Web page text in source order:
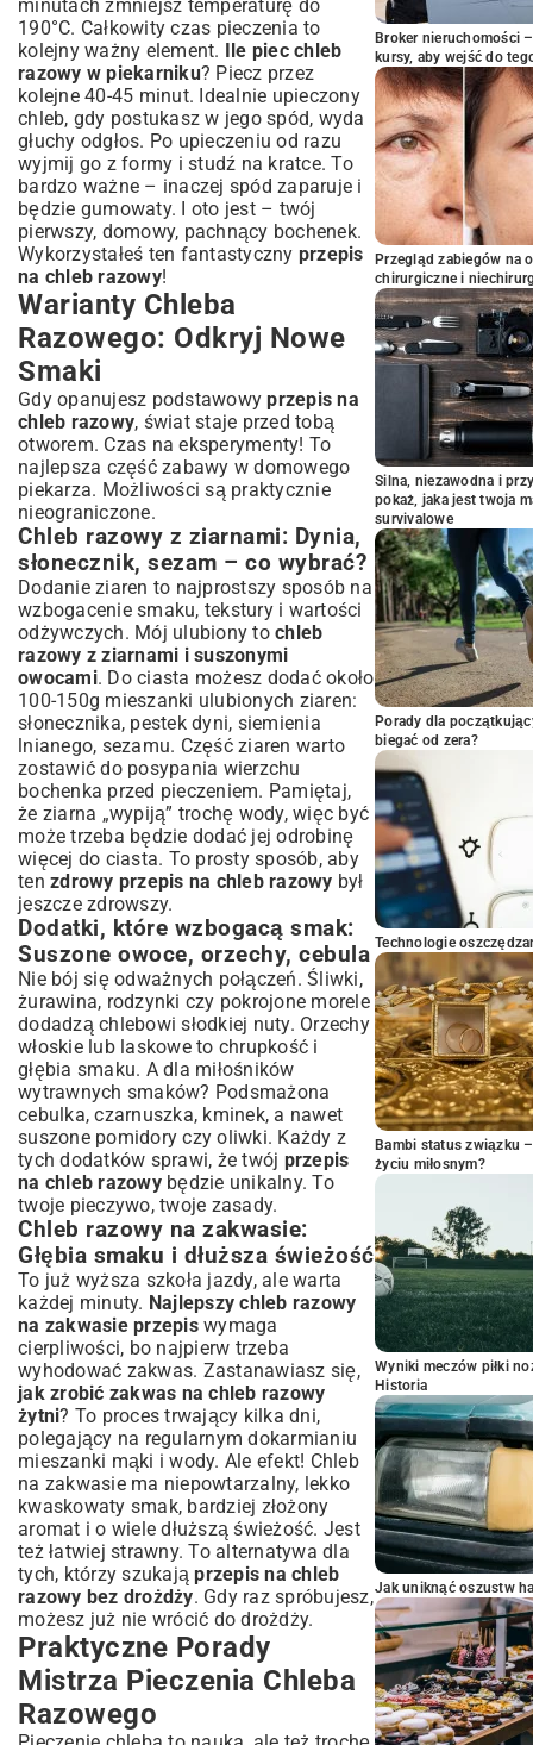
minutach zmniejsz temperaturę do
190°C. Całkowity czas pieczenia to
kolejny ważny element. Ile piec chleb
razowy w piekarniku? Piecz przez
kolejne 40-45 minut. Idealnie upieczony
chleb, gdy postukasz w jego spód, wyda
głuchy odgłos. Po upieczeniu od razu
wyjmij go z formy i studź na kratce. To
bardzo ważne – inaczej spód zaparuje i
będzie gumowaty. I oto jest – twój
pierwszy, domowy, pachnący bochenek.
Wykorzystałeś ten fantastyczny przepis
na chleb razowy!
Warianty Chleba
Razowego: Odkryj Nowe
Smaki
Gdy opanujesz podstawowyprzepis na
chleb razowy, świat staje przed tobą
otworem. Czas na eksperymenty! To
najlepsza część zabawy w domowego
piekarza. Możliwości są praktycznie
nieograniczone.
Chleb razowy z ziarnami: Dynia,
słonecznik, sezam – co wybrać?
Dodanie ziaren to najprostszy sposób na
wzbogacenie smaku, tekstury i wartości
odżywczych. Mój ulubiony to chleb
razowy z ziarnami i suszonymi
owocami. Do ciasta możesz dodać około
100-150g mieszanki ulubionych ziaren:
słonecznika, pestek dyni, siemienia
lnianego, sezamu. Część ziaren warto
zostawić do posypania wierzchu
bochenka przed pieczeniem. Pamiętaj,
że ziarna „wypiją” trochę wody, więc być
może trzeba będzie dodać jej odrobinę
więcej do ciasta. To prosty sposób, aby
ten zdrowy przepis na chleb razowy był
jeszcze zdrowszy.
Dodatki, które wzbogacą smak:
Suszone owoce, orzechy, cebula
Nie bój się odważnych połączeń. Śliwki,
żurawina, rodzynki czy pokrojone morele
dodadzą chlebowi słodkiej nuty. Orzechy
włoskie lub laskowe to chrupkość i
głębia smaku. A dla miłośników
wytrawnych smaków? Podsmażona
cebulka, czarnuszka, kminek, a nawet
suszone pomidory czy oliwki. Każdy z
tych dodatków sprawi, że twój przepis
na chleb razowybędzie unikalny. To
twoje pieczywo, twoje zasady.
Chleb razowy na zakwasie:
Głębia smaku i dłuższa świeżość
To już wyższa szkoła jazdy, ale warta
każdej minuty. Najlepszy chleb razowy
na zakwasie przepiswymaga
cierpliwości, bo najpierw trzeba
wyhodować zakwas. Zastanawiasz się,
jak zrobić zakwas na chleb razowy
żytni? To proces trwający kilka dni,
polegający na regularnym dokarmianiu
mieszanki mąki i wody. Ale efekt! Chleb
na zakwasie ma niepowtarzalny, lekko
kwaskowaty smak, bardziej złożony
aromat i o wiele dłuższą świeżość. Jest
też łatwiej strawny. To alternatywa dla
tych, którzy szukająprzepis na chleb
razowy bez drożdży. Gdy raz spróbujesz,
możesz już nie wrócić do drożdży.
Praktyczne Porady
Mistrza Pieczenia Chleba
Razowego
Broker nieruchomości
kursy, aby wejść do
Przegląd zabiegów na
chirurgiczne i
Silna, niezawodna i
pokaż, jaka jest twoja
survivalowe
Porady dla
biegać od zera?
Technologie
Bambi status związku
życiu miłosnym?
Wyniki meczów piłki
Historia
Jak uniknąć oszustw